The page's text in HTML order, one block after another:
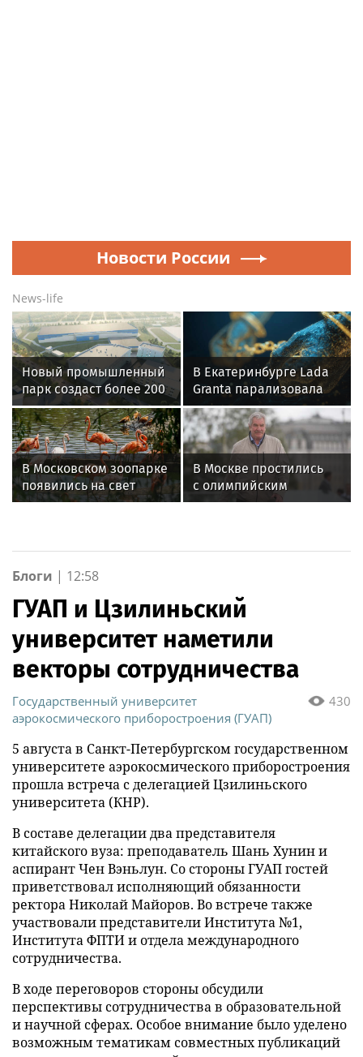
Новости России
News-life
Новый промышленный
парк создаст более 200
рабочих мест на
востоке Москвы
В Екатеринбурге Lada
Granta парализовала
движение на
Амундсена
В Московском зоопарке
появились на свет
птенцы красного
В Москве простились
с олимпийским
чемпионом Иваном
Блоги | 12:58
ГУАП и Цзилиньский
университет наметили
векторы сотрудничества
430
Государственный университет
аэрокосмического приборостроения (ГУАП)
5 августа в Санкт-Петербургском государственном
университете аэрокосмического приборостроения
прошла встреча с делегацией Цзилиньского
университета (КНР).
В составе делегации два представителя
китайского вуза: преподаватель Шань Хунин и
аспирант Чен Вэньлун. Со стороны ГУАП гостей
приветствовал исполняющий обязанности
ректора Николай Майоров. Во встрече также
участвовали представители Института №1,
Института ФПТИ и отдела международного
сотрудничества.
В ходе переговоров стороны обсудили
перспективы сотрудничества в образовательной
и научной сферах. Особое внимание было уделено
возможным тематикам совместных публикаций